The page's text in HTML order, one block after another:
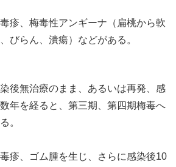
疹、梅毒性アンギーナ（扁桃から軟
びらん、潰瘍）などがある。
後無治療のまま、あるいは再発、感
年を経ると、第三期、第四期梅毒へ
。
疹、ゴム腫を生じ、さらに感染後10